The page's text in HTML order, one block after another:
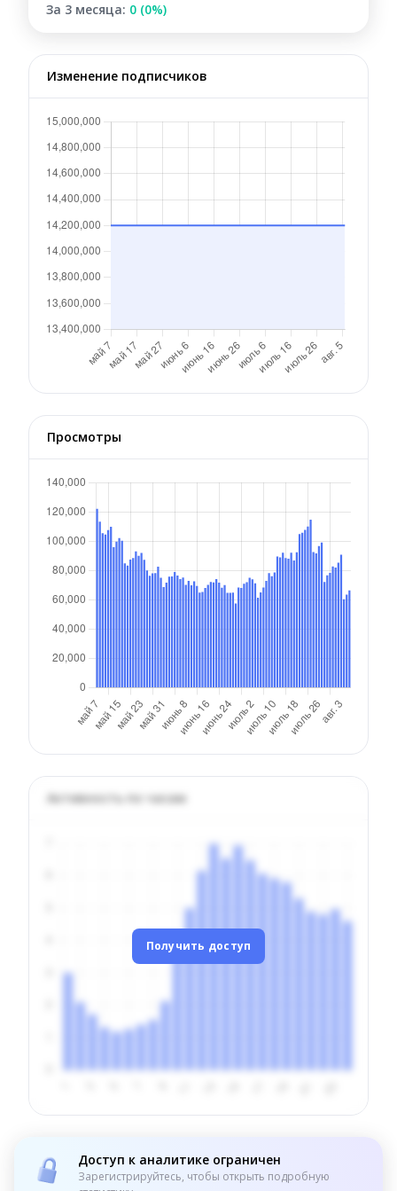
За 3 месяца: 0 (0%)
Изменение подписчиков
Просмотры
Активность по часам
Получить доступ
Доступ к аналитике ограничен
Зарегистрируйтесь, чтобы открыть подробную